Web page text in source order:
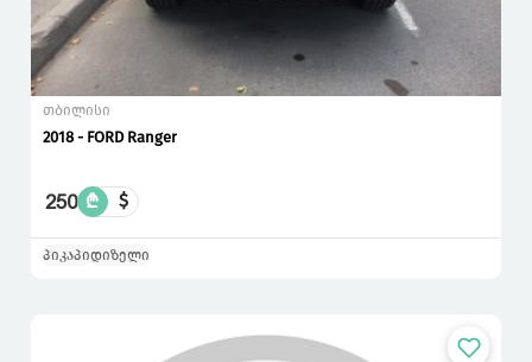
თბილისი
2018 - FORD Ranger
250 ₾ $
პიკაპიდიზელი